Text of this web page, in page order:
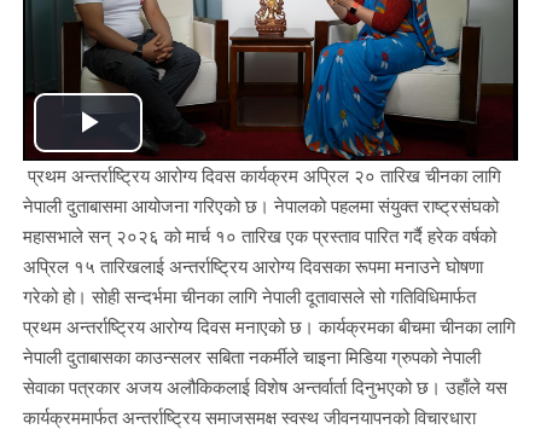
Play
Video
प्रथम अन्तर्राष्ट्रिय आरोग्य दिवस कार्यक्रम अप्रिल २० तारिख चीनका लागि
नेपाली दुताबासमा आयोजना गरिएको छ। नेपालको पहलमा संयुक्त राष्ट्रसंघको
महासभाले सन् २०२६ को मार्च १० तारिख एक प्रस्ताव पारित गर्दै हरेक वर्षको
अप्रिल १५ तारिखलाई अन्तर्राष्ट्रिय आरोग्य दिवसका रूपमा मनाउने घोषणा
गरेको हो। सोही सन्दर्भमा चीनका लागि नेपाली दूतावासले सो गतिविधिमार्फत
प्रथम अन्तर्राष्ट्रिय आरोग्य दिवस मनाएको छ। कार्यक्रमका बीचमा चीनका लागि
नेपाली दुताबासका काउन्सलर सबिता नकर्मीले चाइना मिडिया ग्रुपको नेपाली
सेवाका पत्रकार अजय अलौकिकलाई विशेष अन्तर्वार्ता दिनुभएको छ। उहाँले यस
कार्यक्रममार्फत अन्तर्राष्ट्रिय समाजसमक्ष स्वस्थ जीवनयापनको विचारधारा